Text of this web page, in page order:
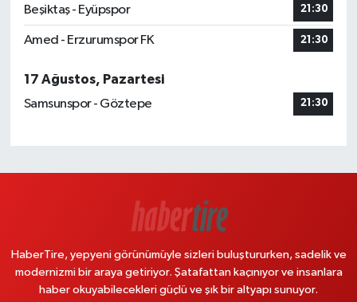
Beşiktaş - Eyüpspor 21:30
Amed - Erzurumspor FK 21:30
17 Ağustos, Pazartesi
Samsunspor - Göztepe
21:30
HaberTire, yepyeni görünümüyle sizleri buluştururken, sadelik ve
modernizmi bir araya getiriyor. Şatafattan kaçınıyor ve insanlara
haber okuyabilecekleri güçlü ve şık bir altyapı sunuyor.